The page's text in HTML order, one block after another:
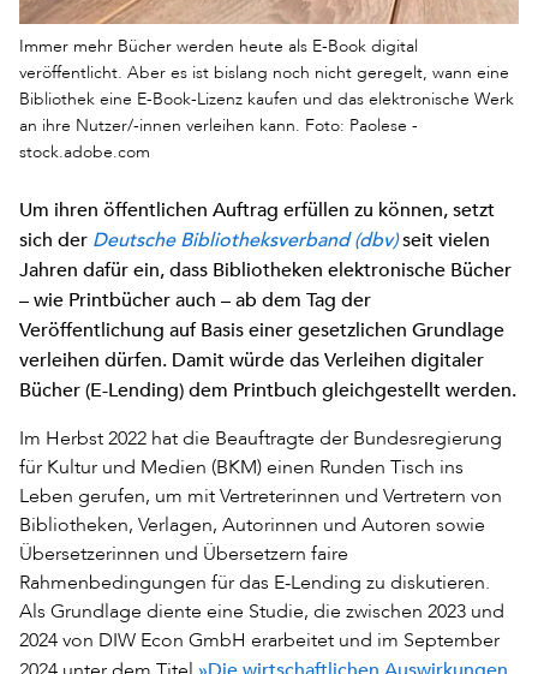
Immer mehr Bücher werden heute als E-Book digital
veröffentlicht. Aber es ist bislang noch nicht geregelt, wann eine
Bibliothek eine E-Book-Lizenz kaufen und das elektronische Werk
an ihre Nutzer/-innen verleihen kann. Foto: Paolese -
stock.adobe.com
Um ihren öffentlichen Auftrag erfüllen zu können, setzt
sich derDeutsche Bibliotheksverband (dbv)seit vielen
Jahren dafür ein, dass Bibliotheken elektronische Bücher
– wie Printbücher auch – ab dem Tag der
Veröffentlichung auf Basis einer gesetzlichen Grundlage
verleihen dürfen. Damit würde das Verleihen digitaler
Bücher (E-Lending) dem Printbuch gleichgestellt werden.
Im Herbst 2022 hat die Beauftragte der Bundesregierung
für Kultur und Medien (BKM) einen Runden Tisch ins
Leben gerufen, um mit Vertreterinnen und Vertretern von
Bibliotheken, Verlagen, Autorinnen und Autoren sowie
Übersetzerinnen und Übersetzern faire
Rahmenbedingungen für das E-Lending zu diskutieren.
Als Grundlage diente eine Studie, die zwischen 2023 und
2024 von DIW Econ GmbH erarbeitet und im September